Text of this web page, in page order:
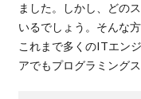
ました。しかし、どの
いるでしょう。そんな
これまで多くのITエン
アでもプログラミング